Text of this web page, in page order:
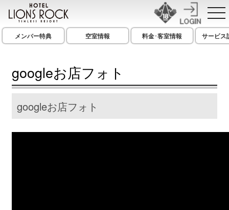
メンバー特典 空室情報 料金･客室情報 サービス
googleお店フォト
googleお店フォト